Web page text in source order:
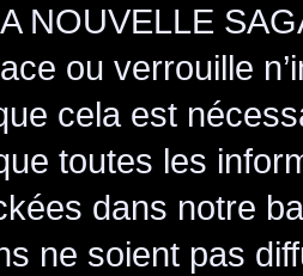
NOUVELLE
ou verrouille
cela est
toutes les
dans notre
ne soient pas